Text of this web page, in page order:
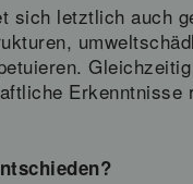
sich letztlich auch
Erkenntnisse